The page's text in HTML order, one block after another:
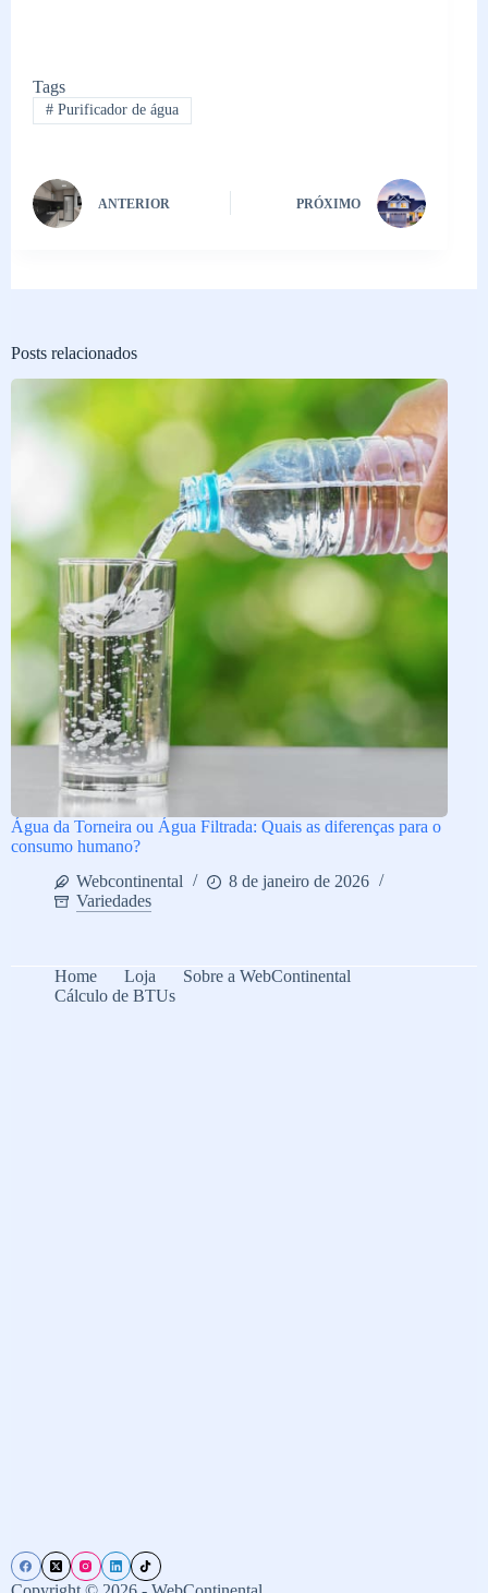
Tags
#Purificador de água
ANTERIOR PRÓXIMO
Posts relacionados
Água da Torneira ou Água Filtrada: Quais as diferenças para o
consumo humano?
Webcontinental
8 de janeiro de 2026
Variedades
Home Loja
Sobre a WebContinental
Cálculo de BTUs